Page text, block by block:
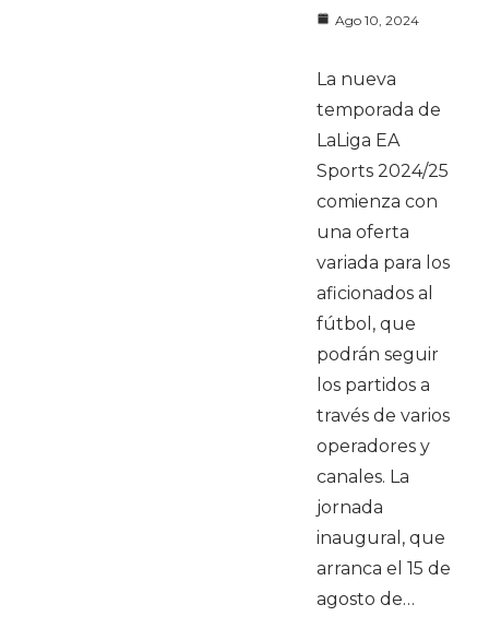
Ago 10, 2024
La nueva
temporada de
LaLiga EA
Sports 2024/25
comienza con
una oferta
variada para los
aficionados al
fútbol, que
podrán seguir
los partidos a
través de varios
operadores y
canales. La
jornada
inaugural, que
arranca el 15 de
agosto de…